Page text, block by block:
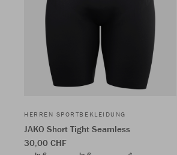
HERREN SPORTBEKLEIDUNG
JAKO Short Tight Seamless
30,00 CHF